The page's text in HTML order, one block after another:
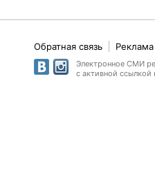
Обратная связь
Электронное СМИ
с активной ссылкой